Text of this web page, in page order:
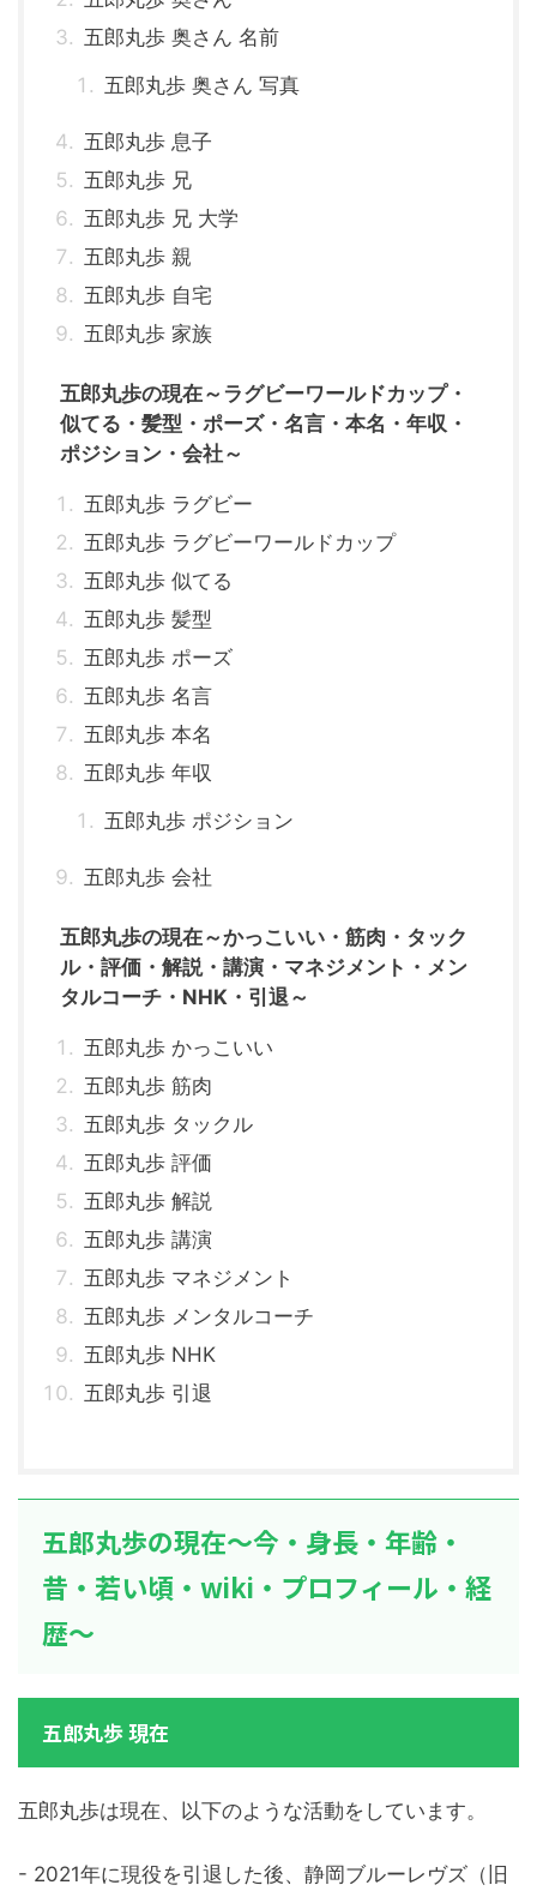
五郎丸歩 奥さん 名前
五郎丸歩 奥さん 写真
五郎丸歩 息子
五郎丸歩 兄
五郎丸歩 兄 大学
五郎丸歩 親
五郎丸歩 自宅
五郎丸歩 家族
五郎丸歩の現在～ラグビーワールドカップ・
似てる・髪型・ポーズ・名言・本名・年収・
ポジション・会社～
五郎丸歩 ラグビー
五郎丸歩 ラグビーワールドカップ
五郎丸歩 似てる
五郎丸歩 髪型
五郎丸歩 ポーズ
五郎丸歩 名言
五郎丸歩 本名
五郎丸歩 年収
五郎丸歩 ポジション
五郎丸歩 会社
五郎丸歩の現在～かっこいい・筋肉・タック
ル・評価・解説・講演・マネジメント・メン
タルコーチ・NHK・引退～
五郎丸歩 かっこいい
五郎丸歩 筋肉
五郎丸歩 タックル
五郎丸歩 評価
五郎丸歩 解説
五郎丸歩 講演
五郎丸歩 マネジメント
五郎丸歩 メンタルコーチ
五郎丸歩 NHK
五郎丸歩 引退
五郎丸歩の現在～今・身長・年齢・
昔・若い頃・wiki・プロフィール・経
歴～
五郎丸歩 現在
五郎丸歩は現在、以下のような活動をしています。
- 2021年に現役を引退した後、静岡ブルーレヴズ（旧